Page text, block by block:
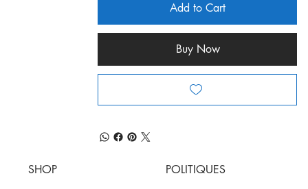
Add to Cart
Buy Now
SHOP POLITIQUES